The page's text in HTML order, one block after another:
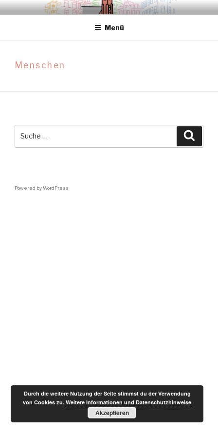
Zum
Inhalt
.sredna – anders.
Menü
Menschen
Powered by WordPress
Durch die weitere Nutzung der Seite stimmst du der Verwendung
von Cookies zu.Weitere Informationen und Datenschutzhinweise
Akzeptieren